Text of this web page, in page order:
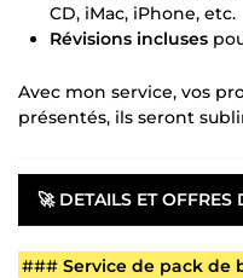
CD, iMac, iPhone, etc.
Révisions incluses
Avec mon service, vos
présentés, ils seront
🚀 DETAILS ET OFFRES
### Service de pack de